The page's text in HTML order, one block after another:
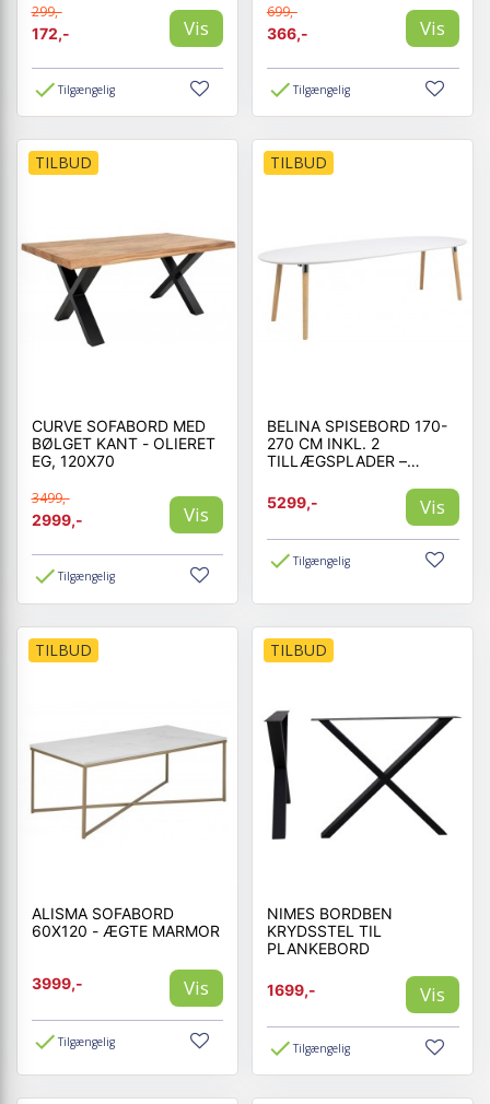
299,-
172,-
Vis
Tilgængelig
699,-
366,-
Vis
Tilgængelig
TILBUD
CURVE SOFABORD MED
BØLGET KANT - OLIERET
EG, 120X70
3499,-
2999,-
Vis
Tilgængelig
TILBUD
BELINA SPISEBORD 170-
270 CM INKL. 2
TILLÆGSPLADER –
5299,-
Vis
Tilgængelig
TILBUD
ALISMA SOFABORD
60X120 - ÆGTE MARMOR
3999,- Vis
Tilgængelig
TILBUD
NIMES BORDBEN
KRYDSSTEL TIL
PLANKEBORD
1699,- Vis
Tilgængelig